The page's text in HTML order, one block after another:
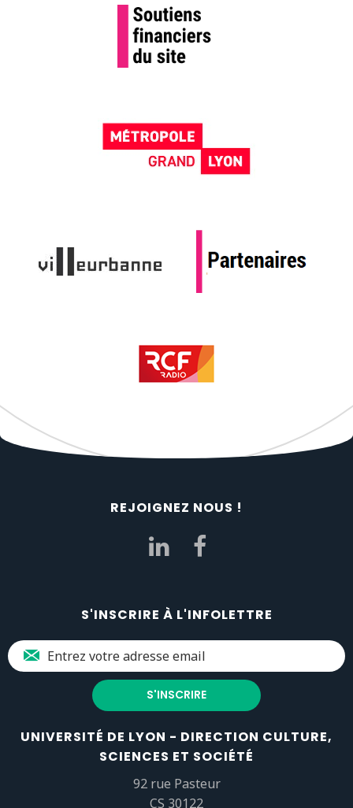
REJOIGNEZ NOUS !
S'INSCRIRE À L'INFOLETTRE
UNIVERSITÉ DE LYON - DIRECTION CULTURE,
SCIENCES ET SOCIÉTÉ
92 rue Pasteur
CS 30122